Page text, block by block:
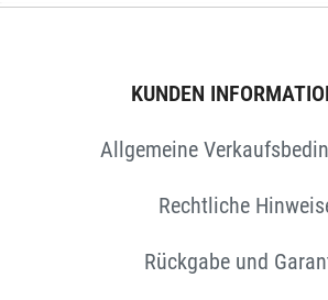
KUNDEN
Allgemeine
Rechtliche
Rückgabe und